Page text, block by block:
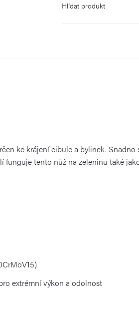
Hlídat
ke krájení cibule a bylinek. Snadno
funguje tento nůž na zeleninu také
extrémní výkon a odolnost